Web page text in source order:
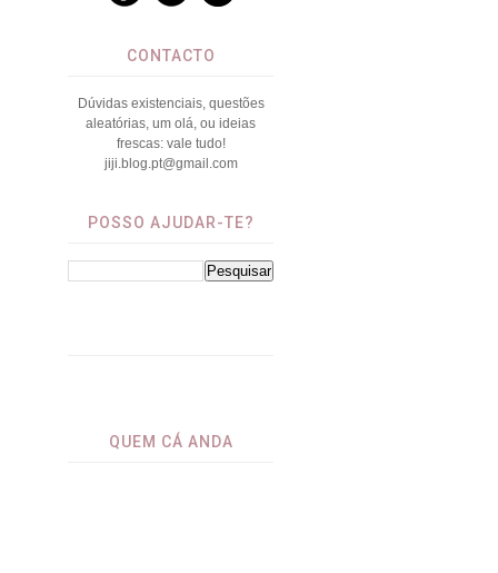
CONTACTO
Dúvidas existenciais, questões
aleatórias, um olá, ou ideias
frescas: vale tudo!
jiji.blog.pt@gmail.com
POSSO AJUDAR-TE?
QUEM CÁ ANDA